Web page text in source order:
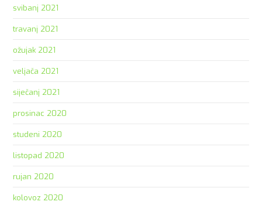
svibanj 2021
travanj 2021
ožujak 2021
veljača 2021
siječanj 2021
prosinac 2020
studeni 2020
listopad 2020
rujan 2020
kolovoz 2020